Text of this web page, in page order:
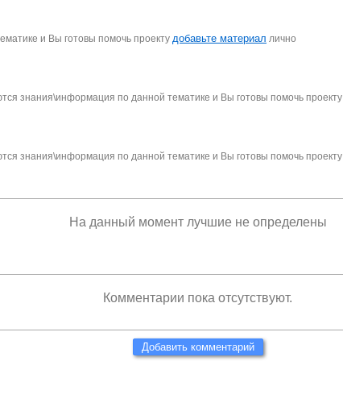
и Вы готовы помочь проекту добавьте материал лично
знания\информация по данной тематике и Вы готовы помочь проекту
знания\информация по данной тематике и Вы готовы помочь проекту
На данный момент лучшие не определены
Комментарии пока отсутствуют.
Добавить комментарий